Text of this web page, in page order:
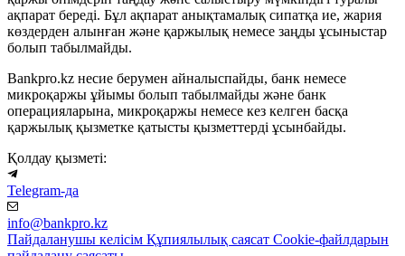
ақпарат береді. Бұл ақпарат анықтамалық сипатқа ие, жария
көздерден алынған және қаржылық немесе заңды ұсыныстар
болып табылмайды.
Bankpro.kz несие берумен айналыспайды, банк немесе
микроқаржы ұйымы болып табылмайды және банк
операцияларына, микроқаржы немесе кез келген басқа
қаржылық қызметке қатысты қызметтерді ұсынбайды.
Қолдау қызметі:
Telegram-да
info@bankpro.kz
Пайдаланушы келісім Құпиялылық саясат Cookie-файлдарын